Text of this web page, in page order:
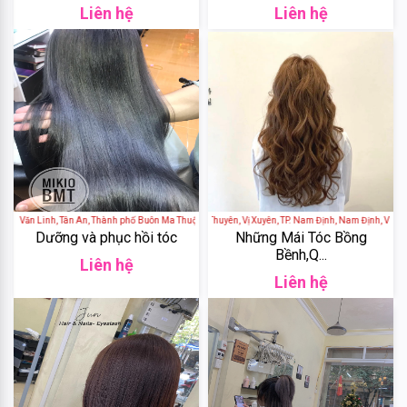
Body
Work
Daily
Comma
Sheseido
Healthy
Fracora
Club
Liên hệ Liên hệ
Văn Linh, Tân An, Thành phố Buôn Ma Thuột, Đắk Lắk, Việt Nam
Dưỡng và phục hồi tóc
Liên hệ
Hairsalon Jun - 194 Hàn Thuyên, Vị Xuyên, TP. Nam Định, Nam Định, Việt
Những Mái Tóc Bồng
Bềnh,Q...
Liên hệ